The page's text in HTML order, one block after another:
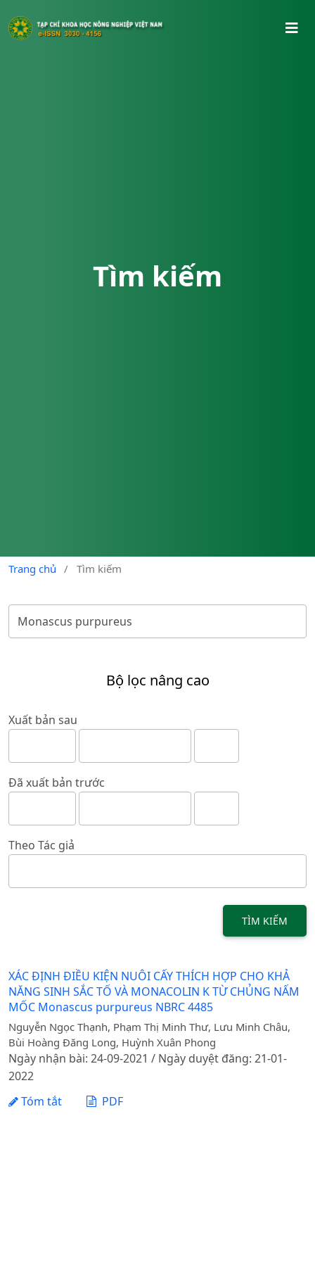
Tìm kiếm
Trang chủ / Tìm kiếm
Bộ lọc nâng cao
Xuất bản sau
Đã xuất bản trước
Theo Tác giả
TÌM KIẾM
XÁC ĐỊNH ĐIỀU KIỆN NUÔI CẤY THÍCH HỢP CHO KHẢ
NĂNG SINH SẮC TỐ VÀ MONACOLIN K TỪ CHỦNG NẤM
MỐC Monascus purpureus NBRC 4485
Nguyễn Ngọc Thạnh, Phạm Thị Minh Thư, Lưu Minh Châu,
Bùi Hoàng Đăng Long, Huỳnh Xuân Phong
Ngày nhận bài: 24-09-2021 / Ngày duyệt đăng: 21-01-
2022
Tóm tắt
PDF